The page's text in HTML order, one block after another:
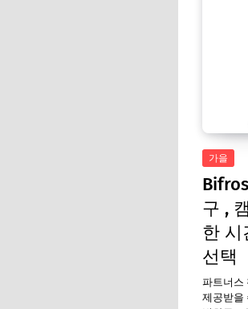
가을
구 ,
한 시
선택
파트너스
제공받을